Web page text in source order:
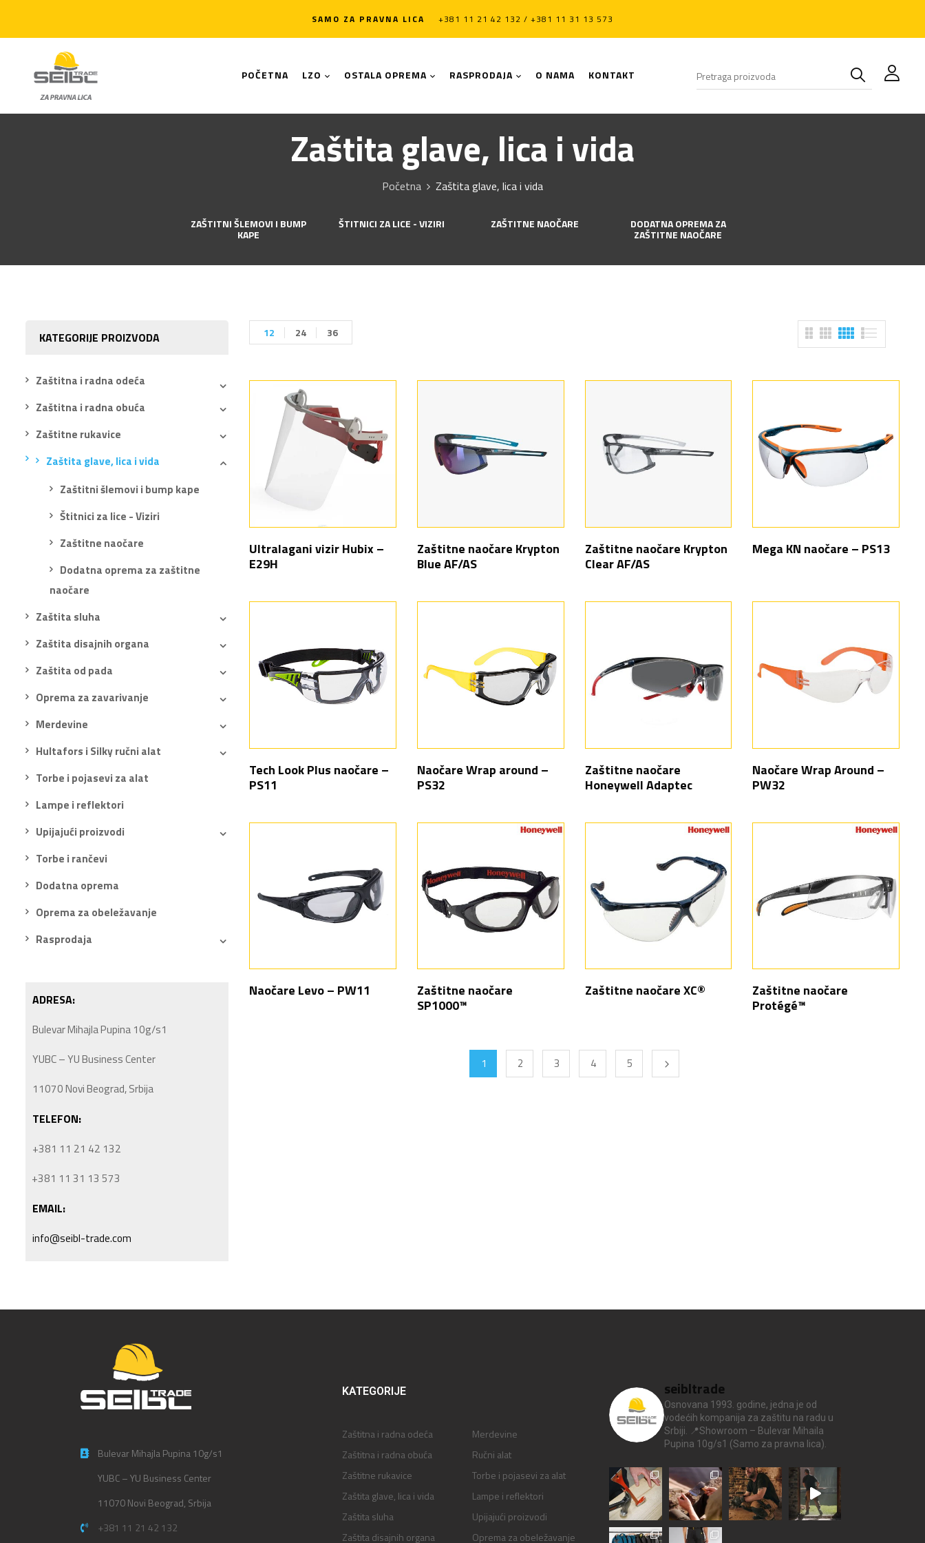
SAMO ZA PRAVNA LICA +381 11 21 42 132 / +381 11 31 13 573
POČETNA LZO OSTALA OPREMA RASPRODAJA O NAMA KONTAKT
Zaštita glave, lica i vida
Početna Zaštita glave, lica i vida
ZAŠTITNI ŠLEMOVI I BUMP
KAPE
ŠTITNICI ZA LICE - VIZIRI ZAŠTITNE NAOČARE DODATNA OPREMA ZA
ZAŠTITNE NAOČARE
KATEGORIJE PROIZVODA
Zaštitna i radna odeća
Zaštitna i radna obuća
Zaštitne rukavice
Zaštita glave, lica i vida
Zaštitni šlemovi i bump kape
Štitnici za lice - Viziri
Zaštitne naočare
Dodatna oprema za zaštitne
naočare
Zaštita sluha
Zaštita disajnih organa
Zaštita od pada
Oprema za zavarivanje
Merdevine
Hultafors i Silky ručni alat
Torbe i pojasevi za alat
Lampe i reflektori
Upijajući proizvodi
Torbe i rančevi
Dodatna oprema
Oprema za obeležavanje
Rasprodaja
ADRESA:
Bulevar Mihajla Pupina 10g/s1
YUBC – YU Business Center
11070 Novi Beograd, Srbija
TELEFON:
+381 11 21 42 132
+381 11 31 13 573
EMAIL:
info@seibl-trade.com
12 24 36
Ultralagani vizir Hubix –
E29H
Zaštitne naočare Krypton
Blue AF/AS
Zaštitne naočare Krypton
Clear AF/AS
Mega KN naočare – PS13
Tech Look Plus naočare –
PS11
Naočare Wrap around –
PS32
Zaštitne naočare
Honeywell Adaptec
Naočare Wrap Around –
PW32
Naočare Levo – PW11
Zaštitne naočare
SP1000™
Zaštitne naočare XC®
Zaštitne naočare
Protégé™
1 2 3 4 5
Bulevar Mihajla Pupina 10g/s1
YUBC – YU Business Center
11070 Novi Beograd, Srbija
+381 11 21 42 132
KATEGORIJE
Zaštitna i radna odeća
Zaštitna i radna obuća
Zaštitne rukavice
Zaštita glave, lica i vida
Zaštita sluha
Zaštita disajnih organa
Merdevine
Ručni alat
Torbe i pojasevi za alat
Lampe i reflektori
Upijajući proizvodi
Oprema za obeležavanje
seibltrade
Osnovana 1993. godine, jedna je od
vodećih kompanija za zaštitu na radu u
Srbiji.
📍Showroom – Bulevar Mihaila
Pupina 10g/s1 (Samo za pravna lica).